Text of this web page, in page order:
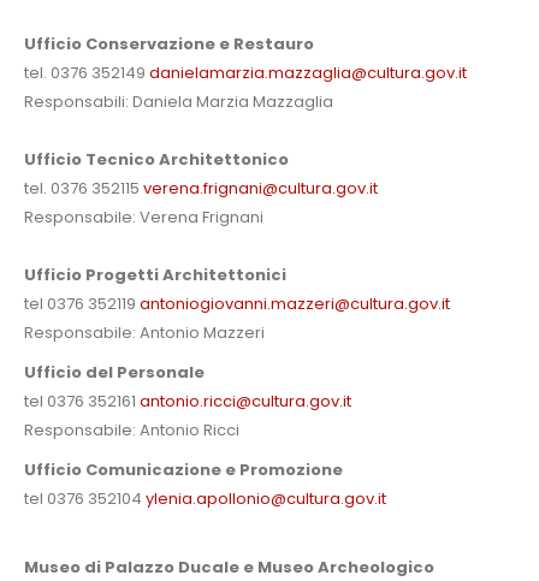
Ufficio Conservazione e Restauro
tel. 0376 352149 danielamarzia.mazzaglia@cultura.gov.it
Responsabili: Daniela Marzia Mazzaglia
Ufficio Tecnico Architettonico
tel. 0376 352115 verena.frignani@cultura.gov.it
Responsabile: Verena Frignani
Ufficio Progetti Architettonici
tel 0376 352119 antoniogiovanni.mazzeri@cultura.gov.it
Responsabile: Antonio Mazzeri
Ufficio del Personale
tel 0376 352161 antonio.ricci@cultura.gov.it
Responsabile: Antonio Ricci
Ufficio Comunicazione e Promozione
tel 0376 352104 ylenia.apollonio@cultura.gov.it
Museo di Palazzo Ducale e Museo Archeologico